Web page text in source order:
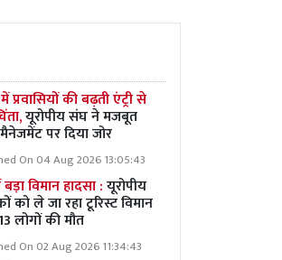
प्रवासियों की बढ़ती एंट्री से
यूरोपीय संघ ने मजबूत
मैनेजमेंट पर दिया जोर
On 04 Aug 2026 13:05:43
विमान हादसा :यूरोपीय
को ले जा रहा टूरिस्ट विमान
लोगों की मौत
On 02 Aug 2026 11:34:43